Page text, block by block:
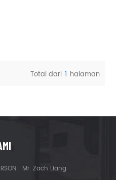
Total dari 1 halaman
: Mr. Zach Liang